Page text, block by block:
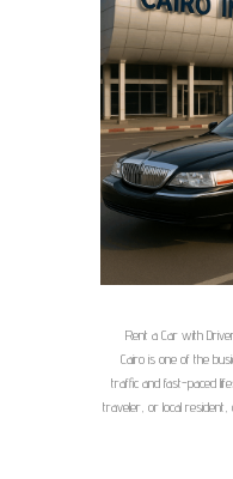
Rent a Car with
Cairo is one of the
traffic and fast-paced
traveler, or local